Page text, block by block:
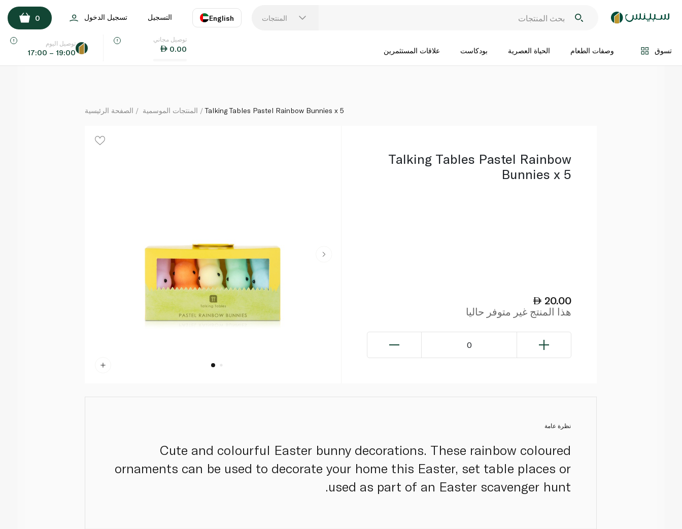
المنتجات English
اللغة
التسجيل تسجيل الدخول 0
تسوق وصفات الطعام الحياة العصرية بودكاست علاقات المستثمرين
توصيل مجاني
0.00
توصيل اليوم
17:00 – 19:00
Talking Tables Pastel Rainbow Bunnies x 5
اضف الى السلة
الصفحة الرئيسية المنتجات الموسمية Talking Tables Pastel Rainbow Bunnies x 5
Talking Tables Pastel Rainbow
Bunnies x 5
20.00
هذا المنتج غير متوفر حاليا
0
نظرة عامة
Cute and colourful Easter bunny decorations. These rainbow coloured
ornaments can be used to decorate your home this Easter, set table places or
used as part of an Easter scavenger hunt.